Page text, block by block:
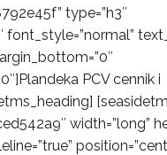
type=”h3″
PCV cennik i
width=”long”